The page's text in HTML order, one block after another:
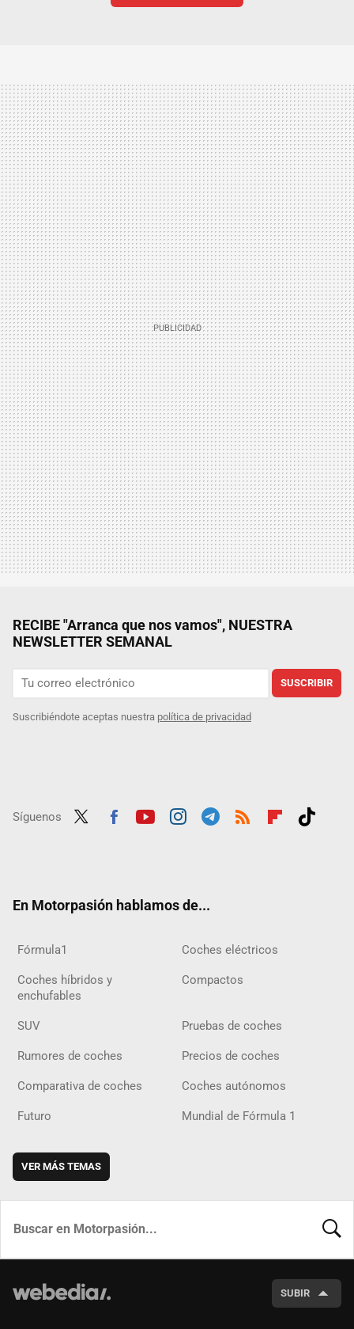
RECIBE "Arranca que nos vamos", NUESTRA
NEWSLETTER SEMANAL
SUSCRIBIR
Suscribiéndote aceptas nuestra política de privacidad
Síguenos
En Motorpasión hablamos de...
Fórmula1 Coches eléctricos
Coches híbridos y
enchufables
Compactos
SUV Pruebas de coches
Rumores de coches Precios de coches
Comparativa de coches Coches autónomos
Futuro Mundial de Fórmula 1
VER MÁS TEMAS
SUBIR